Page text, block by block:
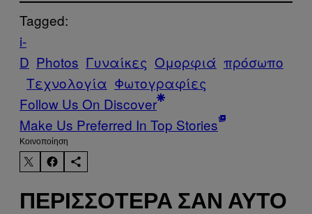
Tagged:
i-
D Photos Γυναίκες Ομορφιά πρόσωπο
Τεχνολογία Φωτογραφίες
Follow Us On Discover
Make Us Preferred In Top Stories
Kοινοποίηση
ΠΕΡΙΣΣΌΤΕΡΑ ΣΑΝ ΑΥΤΌ